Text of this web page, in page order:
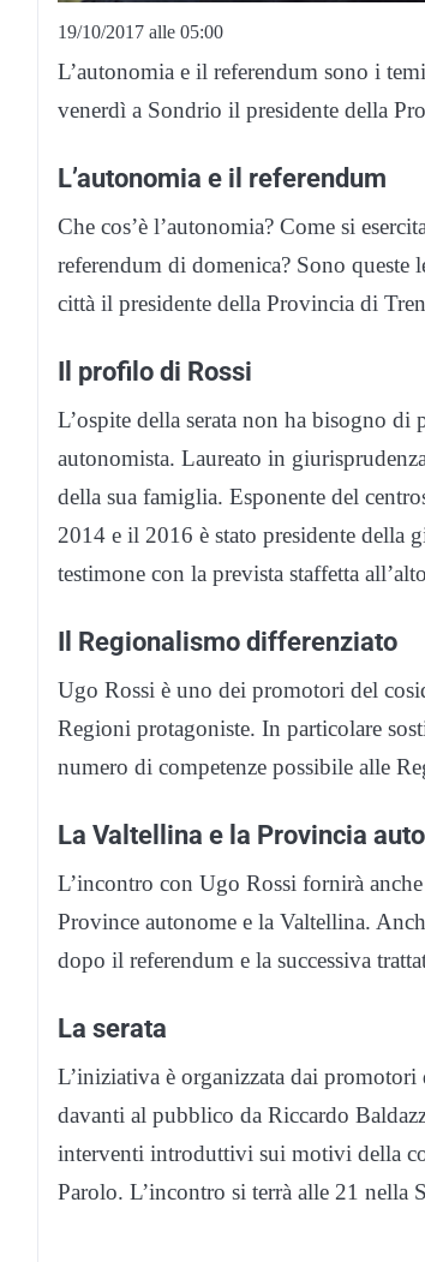
19/10/2017 alle 05:00
L’autonomia e il referendum sono i
venerdì a Sondrio il presidente della
L’autonomia e il referendum
Che cos’è l’autonomia? Come si
referendum di domenica? Sono queste
città il presidente della Provincia di
Il profilo di Rossi
L’ospite della serata non ha bisogno
autonomista. Laureato in
della sua famiglia. Esponente del
2014 e il 2016 è stato presidente della
testimone con la prevista staffetta
Il Regionalismo differenziato
Ugo Rossi è uno dei promotori del
Regioni protagoniste. In particolare
numero di competenze possibile alle
La Valtellina e la Provincia
L’incontro con Ugo Rossi fornirà
Province autonome e la Valtellina.
dopo il referendum e la successiva
La serata
L’iniziativa è organizzata dai
davanti al pubblico da Riccardo
interventi introduttivi sui motivi della
Parolo. L’incontro si terrà alle 21 nella